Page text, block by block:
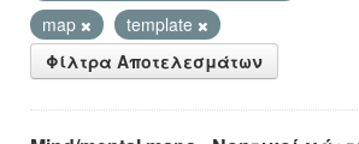
map
template
Φίλτρα Αποτελεσμάτων